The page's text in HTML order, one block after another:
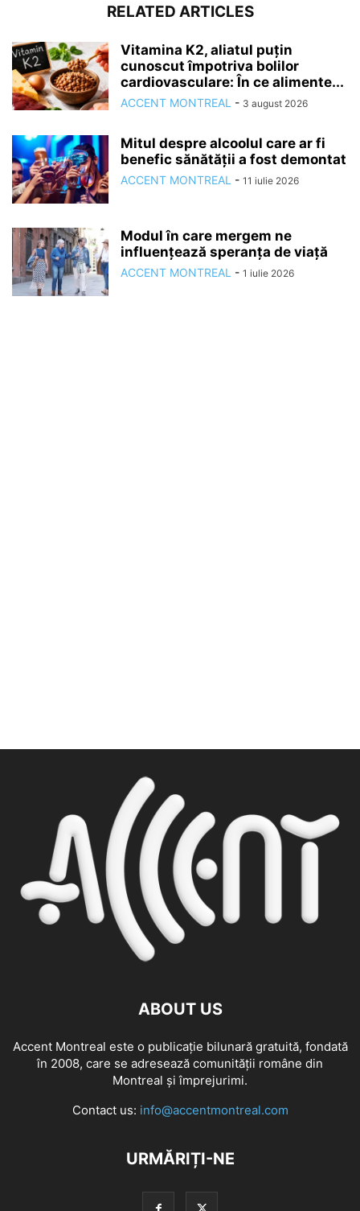
RELATED ARTICLES
Vitamina K2, aliatul puțin
cunoscut împotriva bolilor
cardiovasculare: În ce alimente...
ACCENT MONTREAL - 3 august 2026
Mitul despre alcoolul care ar fi
benefic sănătății a fost demontat
ACCENT MONTREAL - 11 iulie 2026
Modul în care mergem ne
influențează speranța de viață
ACCENT MONTREAL - 1 iulie 2026
ABOUT US
Accent Montreal este o publicație bilunară gratuită, fondată
în 2008, care se adresează comunităţii române din
Montreal şi împrejurimi.
Contact us: info@accentmontreal.com
URMĂRIȚI-NE